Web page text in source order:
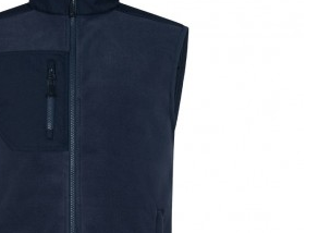
XXXL 4XL